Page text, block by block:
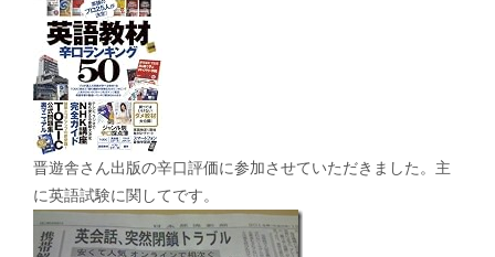
晋遊舎さん出版の辛口評価に参加させていただきました。主
に英語試験に関してです。